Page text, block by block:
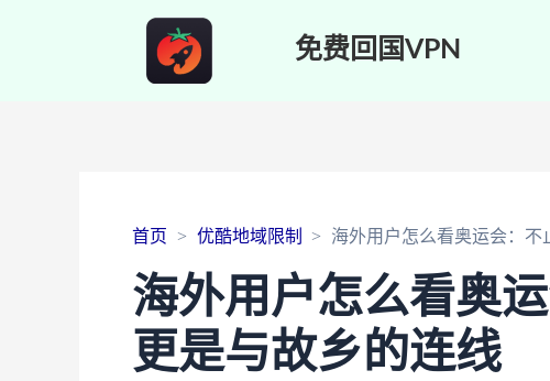
免费回国VPN
首页 优酷地域限制 海外用户怎么看奥运会：
海外用户怎么看奥
更是与故乡的连线